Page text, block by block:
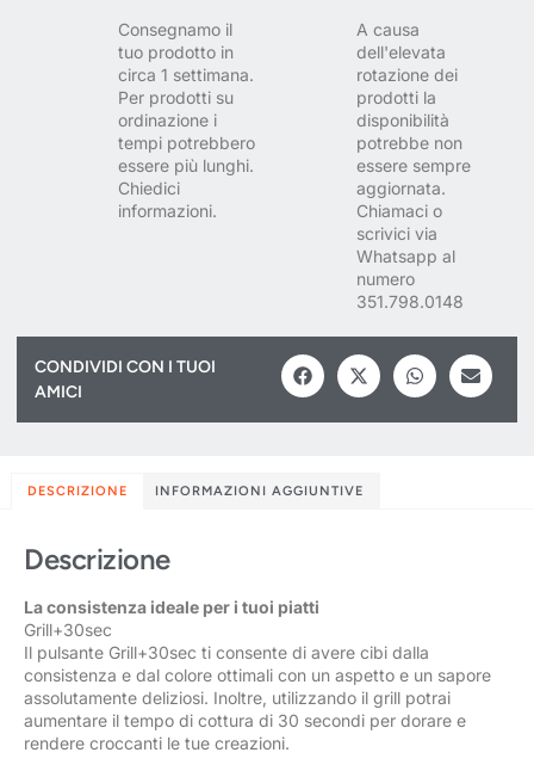
Consegnamo il
tuo prodotto in
circa 1 settimana.
Per prodotti su
ordinazione i
tempi potrebbero
essere più lunghi.
Chiedici
informazioni.
A causa
dell'elevata
rotazione dei
prodotti la
disponibilità
potrebbe non
essere sempre
aggiornata.
Chiamaci o
scrivici via
Whatsapp al
numero
351.798.0148
CONDIVIDI CON I TUOI
AMICI
DESCRIZIONE INFORMAZIONI AGGIUNTIVE
Descrizione
La consistenza ideale per i tuoi piatti
Grill+30sec
Il pulsante Grill+30sec ti consente di avere cibi dalla
consistenza e dal colore ottimali con un aspetto e un sapore
assolutamente deliziosi. Inoltre, utilizzando il grill potrai
aumentare il tempo di cottura di 30 secondi per dorare e
rendere croccanti le tue creazioni.